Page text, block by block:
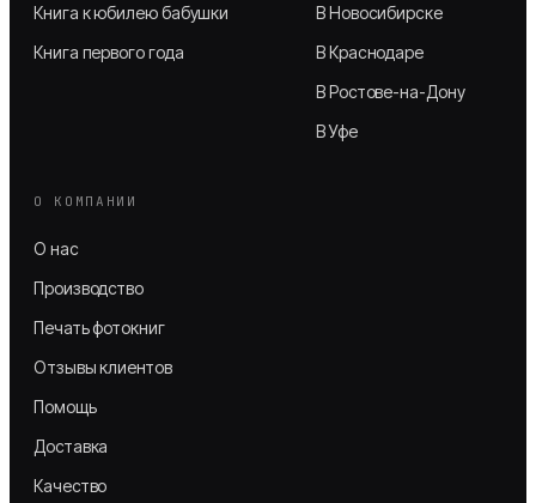
Книга к юбилею бабушки
Книга первого года
В Новосибирске
В Краснодаре
В Ростове-на-Дону
В Уфе
О КОМПАНИИ
О нас
Производство
Печать фотокниг
Отзывы клиентов
Помощь
Доставка
Качество